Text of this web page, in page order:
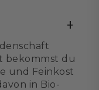
bekommst du
und Feinkost
in Bio-